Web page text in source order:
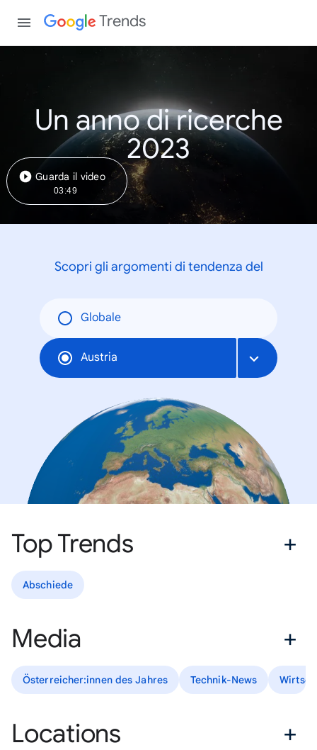
Trends
Un anno di ricerche
2023
Guarda il video
03:49
Scopri gli argomenti di tendenza del
Globale
Austria
Top Trends
Abschiede
Media
Österreicher:innen des Jahres Technik-News
Locations